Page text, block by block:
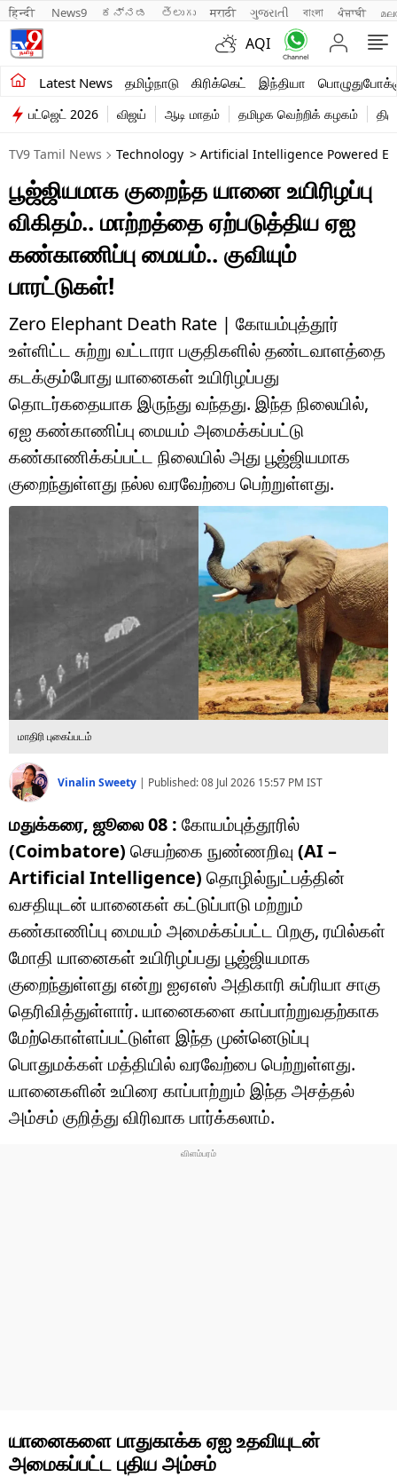
हिन्दी News9 ಕನ್ನಡ తెలుగు मराठी ગુજરાતી বাংলা ਪੰਜਾਬੀ
AQI
Latest News தமிழ்நாடு கிரிக்கெட் இந்தியா
சமீபத்திய செய்திகள்
தமிழ்நாடு
இந்தியா
உலகம்
விளையாட்டு
பொழுதுபோக்கு
லைஃப்ஸ்டைல்
வணிகம்
டெக்னாலஜி
ஆன்மீகம்
வைரல்
போட்டோ கேலரி
பட்ஜெட் 2026 விஜய் ஆடி மாதம் தமிழக வெற்றிக் கழகம்
TV9 Tamil News Technology > Artificial Intelligence Powered
பூஜ்ஜியமாக குறைந்த யானை உயிரிழப்பு
விகிதம்.. மாற்றத்தை ஏற்படுத்திய ஏஐ
கண்காணிப்பு மையம்.. குவியும்
பாரட்டுகள்!
Zero Elephant Death Rate | கோயம்புத்தூர்
உள்ளிட்ட சுற்று வட்டாரா பகுதிகளில் தண்டவாளத்தை
கடக்கும்போது யானைகள் உயிரிழப்பது
தொடர்கதையாக இருந்து வந்தது. இந்த நிலையில்,
ஏஐ கண்காணிப்பு மையம் அமைக்கப்பட்டு
கண்காணிக்கப்பட்ட நிலையில் அது பூஜ்ஜியமாக
குறைந்துள்ளது நல்ல வரவேற்பை பெற்றுள்ளது.
மாதிரி புகைப்படம்
Vinalin Sweety | Published:08 Jul 2026 15:57 PM IST
மதுக்கரை, ஜூலை 08 : கோயம்புத்தூரில்
(Coimbatore) செயற்கை நுண்ணறிவு (AI –
Artificial Intelligence) தொழில்நுட்பத்தின்
வசதியுடன் யானைகள் கட்டுப்பாடு மற்றும்
கண்காணிப்பு மையம் அமைக்கப்பட்ட பிறகு, ரயில்கள்
மோதி யானைகள் உயிரிழப்பது பூஜ்ஜியமாக
குறைந்துள்ளது என்று ஐஏஎஸ் அதிகாரி சுப்ரியா சாகு
தெரிவித்துள்ளார். யானைகளை காப்பாற்றுவதற்காக
மேற்கொள்ளப்பட்டுள்ள இந்த முன்னெடுப்பு
பொதுமக்கள் மத்தியில் வரவேற்பை பெற்றுள்ளது.
யானைகளின் உயிரை காப்பாற்றும் இந்த அசத்தல்
அம்சம் குறித்து விரிவாக பார்க்கலாம்.
யானைகளை பாதுகாக்க ஏஐ உதவியுடன்
அமைகப்பட்ட புதிய அம்சம்